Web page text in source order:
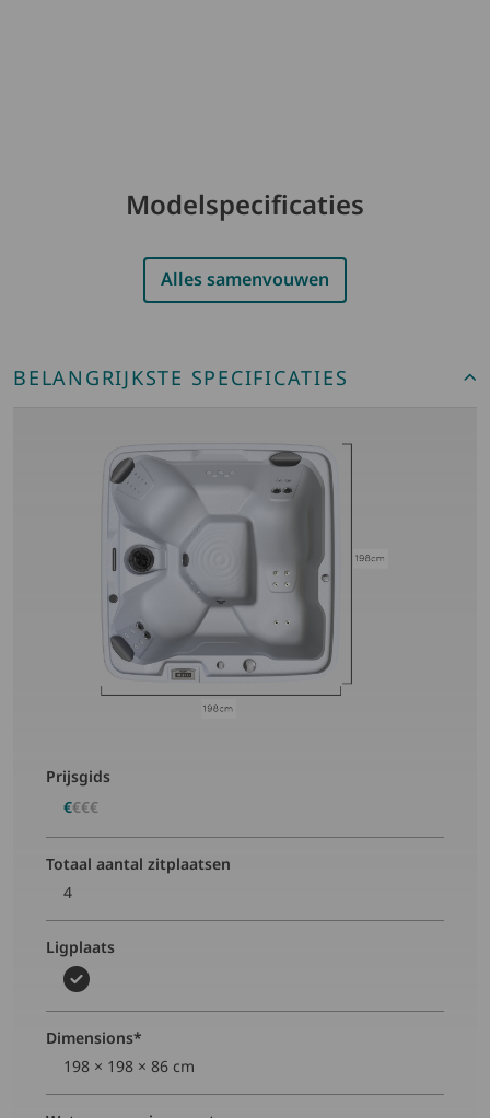
Modelspecificaties
Alles samenvouwen
BELANGRIJKSTE SPECIFICATIES
Prijsgids
€€€€
Totaal aantal zitplaatsen
4
Ligplaats
Dimensions*
198 × 198 × 86 cm